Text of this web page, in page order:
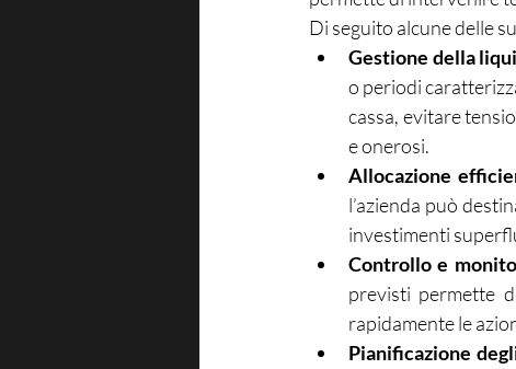
Di seguito alcune delle
Gestione della
o periodi
cassa, evitare
e onerosi.
Allocazione
l’azienda può
investimenti
Controllo e
previsti permette
rapidamente le
Pianificazione